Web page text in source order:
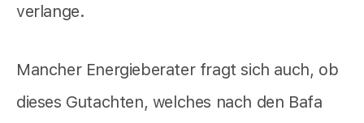
verlange.
Mancher Energieberater fragt sich auch, ob
dieses Gutachten, welches nach den Bafa